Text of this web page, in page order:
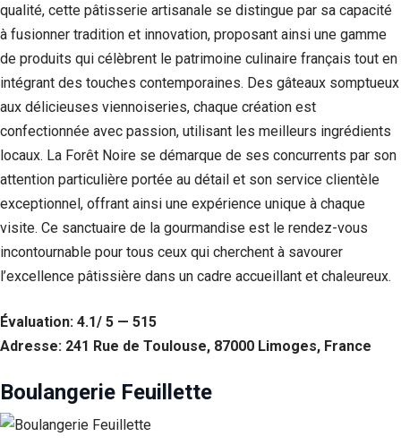
qualité, cette pâtisserie artisanale se distingue par sa capacité
à fusionner tradition et innovation, proposant ainsi une gamme
de produits qui célèbrent le patrimoine culinaire français tout en
intégrant des touches contemporaines. Des gâteaux somptueux
aux délicieuses viennoiseries, chaque création est
confectionnée avec passion, utilisant les meilleurs ingrédients
locaux. La Forêt Noire se démarque de ses concurrents par son
attention particulière portée au détail et son service clientèle
exceptionnel, offrant ainsi une expérience unique à chaque
visite. Ce sanctuaire de la gourmandise est le rendez-vous
incontournable pour tous ceux qui cherchent à savourer
l’excellence pâtissière dans un cadre accueillant et chaleureux.
Évaluation: 4.1/ 5 — 515
Adresse: 241 Rue de Toulouse, 87000 Limoges, France
Boulangerie Feuillette
sont pas
facultatifs. Ils
nécessaires au
fonctionnement